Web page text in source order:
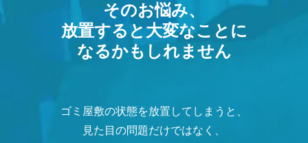
そのお悩み、
放置すると大変なことに
なるかもしれません
ゴミ屋敷の状態を放置してしまうと、
見た目の問題だけではなく、